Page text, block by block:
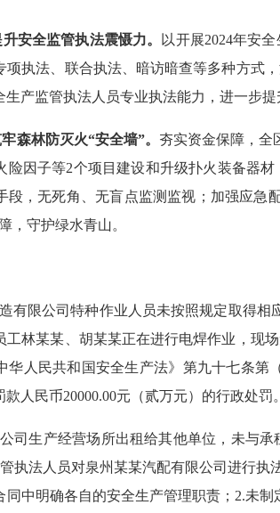
安全监管执法震慑力。 以开展2024年安
项执法、联合执法、暗访暗查等多种方式
产监管执法人员专业执法能力，进一步提
森林防灭火“安全墙”。 夯实资金保障，全
险因子等2个项目建设和升级扑火装备器
段，无死角、无盲点监测监视；加强应
，守护绿水青山。
有限公司特种作业人员未按照规定取得相
工林某某 、胡某某正在进行电焊作业，现
华人民共和国安全生产法》第九十七条第
款人民币20000.00元（贰万元）的行政处罚。
司生产经营场所出租给其他单位，未与
执法人员对泉州某某汽配有限公司进行执
中明确各自的安全生产管理职责；2.未